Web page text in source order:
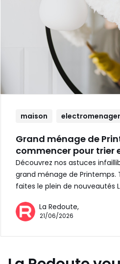
maison
Grand ménage de
commencer pour trier
Découvrez nos astuces
grand ménage de
faites le plein de nouveautés
La Redoute,
21/06/2026